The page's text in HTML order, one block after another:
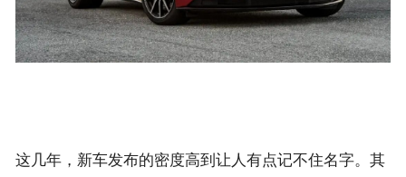
这几年，新车发布的密度高到让人有点记不住名字。其